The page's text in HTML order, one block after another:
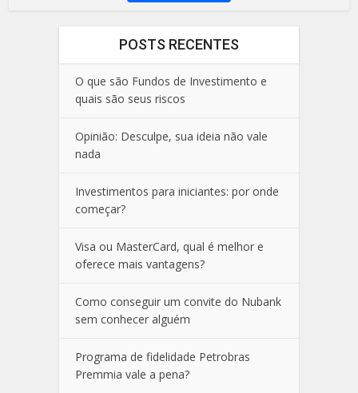
POSTS RECENTES
O que são Fundos de Investimento e
quais são seus riscos
Opinião: Desculpe, sua ideia não vale
nada
Investimentos para iniciantes: por onde
começar?
Visa ou MasterCard, qual é melhor e
oferece mais vantagens?
Como conseguir um convite do Nubank
sem conhecer alguém
Programa de fidelidade Petrobras
Premmia vale a pena?